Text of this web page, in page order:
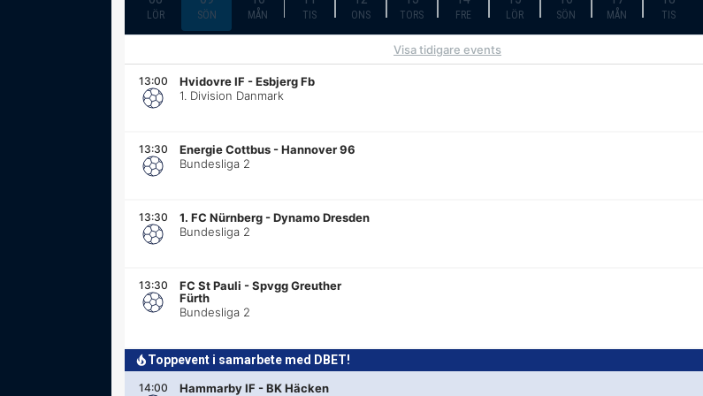
LÖR SÖN MÅN TIS ONS TORS FRE LÖR SÖN MÅN TIS
Visa tidigare events
13:00 Hvidovre IF -Esbjerg Fb
1. Division Danmark
13:30 Energie Cottbus -Hannover 96
Bundesliga 2
13:30 1. FC Nürnberg -Dynamo Dresden
Bundesliga 2
13:30 FC St Pauli -Spvgg Greuther
Fürth
Bundesliga 2
Toppevent i samarbete med DBET!
14:00 Hammarby IF -BK Häcken